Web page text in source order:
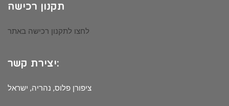
תקנון רכישה
לחצו לתקנון רכישה באתר
יצירת קשר:
ציפורן פלוס, נהריה, ישראל